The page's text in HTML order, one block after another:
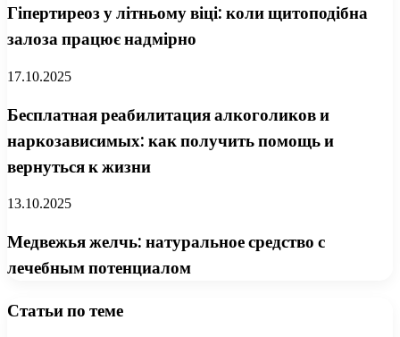
Гіпертиреоз у літньому віці: коли щитоподібна
залоза працює надмірно
17.10.2025
Бесплатная реабилитация алкоголиков и
наркозависимых: как получить помощь и
вернуться к жизни
13.10.2025
Медвежья желчь: натуральное средство с
лечебным потенциалом
Статьи по теме